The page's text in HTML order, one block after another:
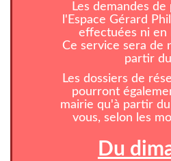
Les demandes
l'Espace Gérard
effectuées ni en
Ce service sera de
partir
Les dossiers de
pourront
mairie qu'à partir
vous, selon les
Du